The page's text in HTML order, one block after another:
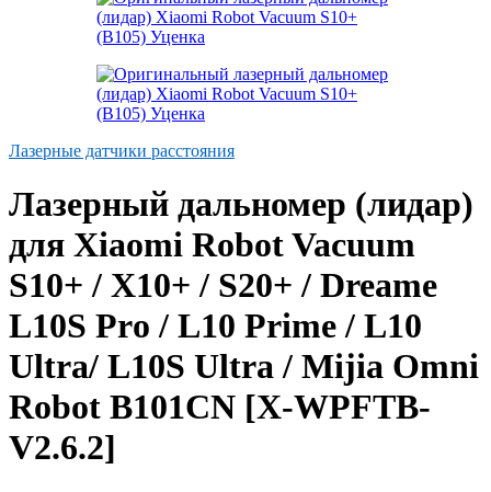
Лазерные датчики расстояния
Лазерный дальномер (лидар)
для Xiaomi Robot Vacuum
S10+ / X10+ / S20+ / Dreamе
L10S Рrо / L10 Рrime / L10
Ultra/ L10S Ultrа / Mijia Omni
Robot B101CN [X-WPFTB-
V2.6.2]